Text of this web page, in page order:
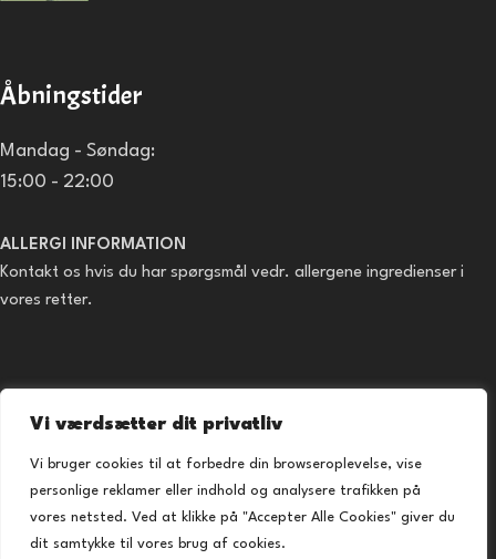
Vi værdsætter dit privatliv
Vi bruger cookies til at forbedre din browseroplevelse, vise
personlige reklamer eller indhold og analysere trafikken på
vores netsted. Ved at klikke på "Accepter Alle Cookies" giver du
dit samtykke til vores brug af cookies.
Åbningstider
Mandag - Søndag:
15:00 - 22:00
ALLERGI INFORMATION
Kontakt os hvis du har spørgsmål vedr. allergene ingredienser i
vores retter.
Praktisk
Forside
Takeaway
Kontakt os
Handelsbetingelser